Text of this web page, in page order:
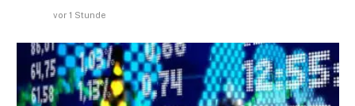
vor 1 Stunde